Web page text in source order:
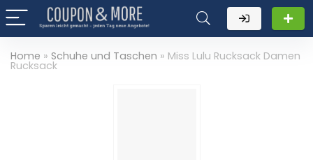
Home » Schuhe und Taschen » Miss Lulu Rucksack Damen
Rucksack